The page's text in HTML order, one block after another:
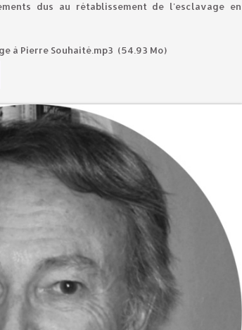
dus au rétablissement de l'esclavage en
à Pierre Souhaité.mp3 (54.93 Mo)